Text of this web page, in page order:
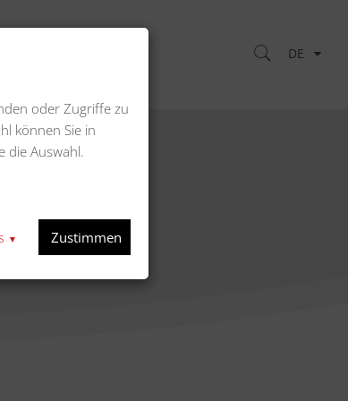
oder Zugriffe zu
können Sie in
die Auswahl.
▼ Zustimmen
DE